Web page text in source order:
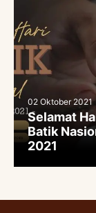
02 Oktober 2021
Selamat
Batik
2021